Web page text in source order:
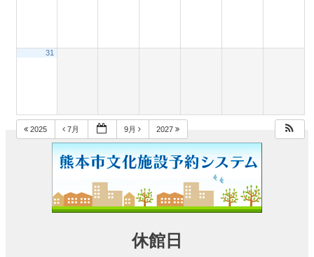
ト
イ
施
31
2025 7月 9月 2027
休館日